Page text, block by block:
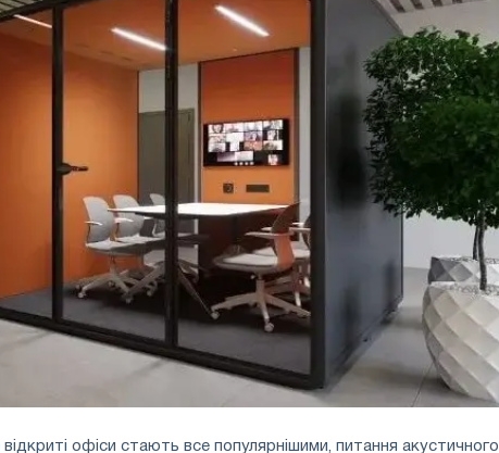
відкриті офіси стають все популярнішими, питання акустичного